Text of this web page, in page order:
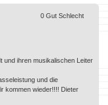
und ihren musikalischen Leiter
und die
kommen wieder!!!! Dieter
0 Gut Schlecht